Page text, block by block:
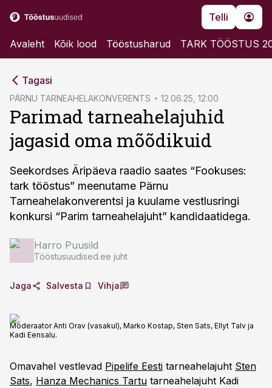
Telli
Avaleht Kõik lood Tööstusharud TARK TÖÖSTUS
Tagasi
PÄRNU TARNEAHELAKONVERENTS 12.06.25, 12:00
Parimad tarneahelajuhid
jagasid oma mõõdikuid
Seekordses Äripäeva raadio saates “Fookuses:
tark tööstus” meenutame Pärnu
Tarneahelakonverentsi ja kuulame vestlusringi
konkursi “Parim tarneahelajuht” kandidaatidega.
Harro Puusild
Tööstusuudised.ee juht
Jaga Salvesta Vihja
Moderaator Anti Orav (vasakul), Marko Kostap, Sten Sats, Ellyt Talv ja
Kadi Eensalu.
Omavahel vestlevad Pipelife Eesti tarneahelajuht Sten
Sats, Hanza Mechanics Tartu tarneahelajuht Kadi